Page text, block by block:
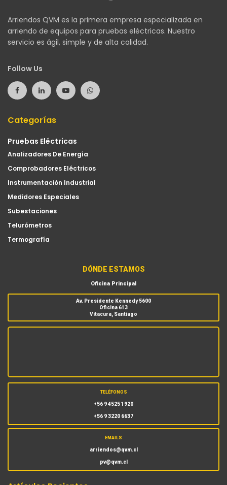
Arriendos QVM es la primera empresa especializada en
arriendo de equipos para pruebas eléctricas. Nuestro
servicio es ágil, simple y de alta calidad.
Follow Us
Categorías
Pruebas Eléctricas
Analizadores De Energía
Comprobadores Eléctricos
Instrumentación Industrial
Medidores Especiales
Subestaciones
Telurómetros
Termografía
DÓNDE ESTAMOS
Oficina Principal
Av. Presidente Kennedy 5600
Oficina 613
Vitacura, Santiago
TELÉFONOS
+56 9 4525 1920
+56 9 3220 6637
EMAILS
arriendos@qvm.cl
pv@qvm.cl